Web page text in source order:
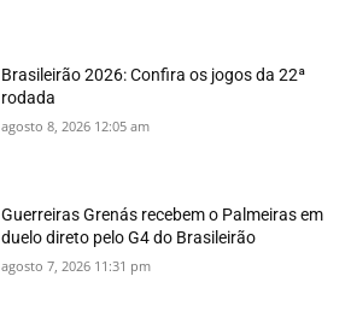
Brasileirão 2026: Confira os jogos da 22ª
rodada
agosto 8, 2026 12:05 am
Guerreiras Grenás recebem o Palmeiras em
duelo direto pelo G4 do Brasileirão
agosto 7, 2026 11:31 pm